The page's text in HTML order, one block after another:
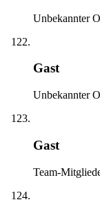
Unbekannter
Gast
Unbekannter
Gast
Team-